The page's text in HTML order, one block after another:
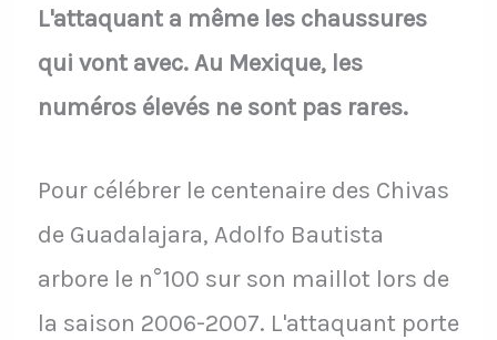
L'attaquant a même les chaussures
qui vont avec. Au Mexique, les
numéros élevés ne sont pas rares.
Pour célébrer le centenaire des Chivas
de Guadalajara, Adolfo Bautista
arbore le n°100 sur son maillot lors de
la saison 2006-2007. L'attaquant porte